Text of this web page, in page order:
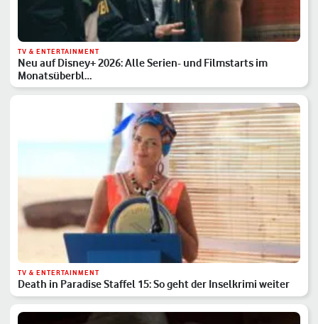
TV & ENTERTAINMENT
Neu auf Disney+ 2026: Alle Serien- und Filmstarts im
Monatsüberbl…
TV & ENTERTAINMENT
Death in Paradise Staffel 15: So geht der Inselkrimi weiter